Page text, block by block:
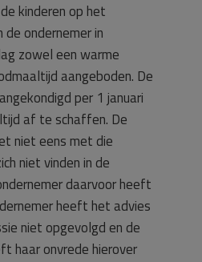
kinderen op het
ondernemer in
zowel een warme
aangeboden. De
per 1 januari
af te schaffen. De
niet eens met die
niet vinden in de
daarvoor heeft
heeft het advies
niet opgevolgd en de
haar onvrede hierover